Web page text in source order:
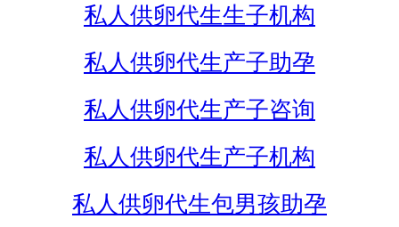
私人供卵代生生子机构
私人供卵代生产子助孕
私人供卵代生产子咨询
私人供卵代生产子机构
私人供卵代生包男孩助孕